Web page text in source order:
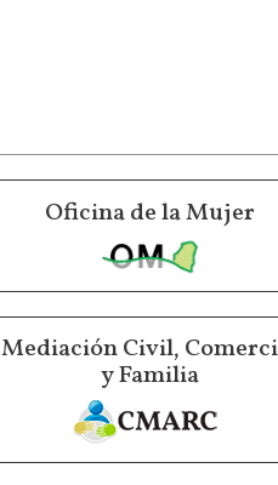
Oficina de la Mujer
Mediación Civil,
y Familia